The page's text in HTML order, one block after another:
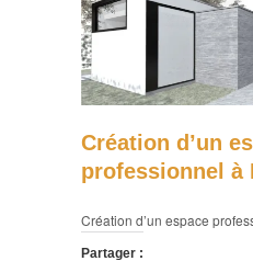
Création d’un
professionnel à
Création d’un espace
Partager :